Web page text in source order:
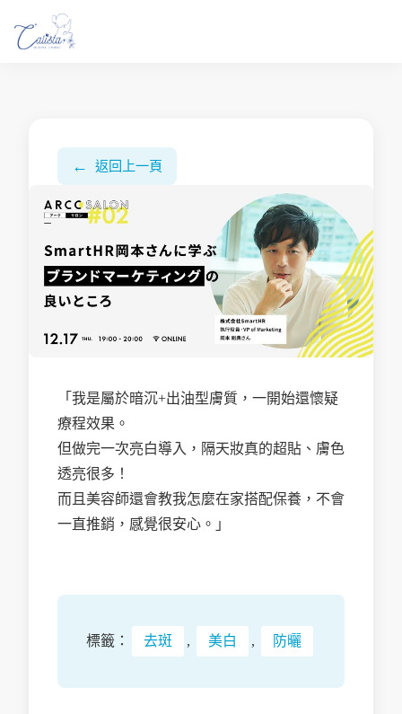
← 返回上一頁
「我是屬於暗沉+出油型膚質，一開始還懷疑
療程效果。
但做完一次亮白導入，隔天妝真的超貼、膚色
透亮很多！
而且美容師還會教我怎麼在家搭配保養，不會
一直推銷，感覺很安心。」
標籤： 去斑 , 美白 , 防曬